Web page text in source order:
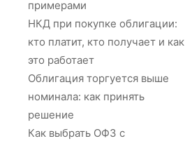
примерами
НКД при покупке облигации:
кто платит, кто получает и как
это работает
Облигация торгуется выше
номинала: как принять
решение
Как выбрать ОФЗ с